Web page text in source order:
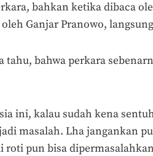
bahkan ketika dibaca
Ganjar Pranowo,
tahu, bahwa perkara
ini, kalau sudah kena
masalah. Lha jangankan
roti pun bisa